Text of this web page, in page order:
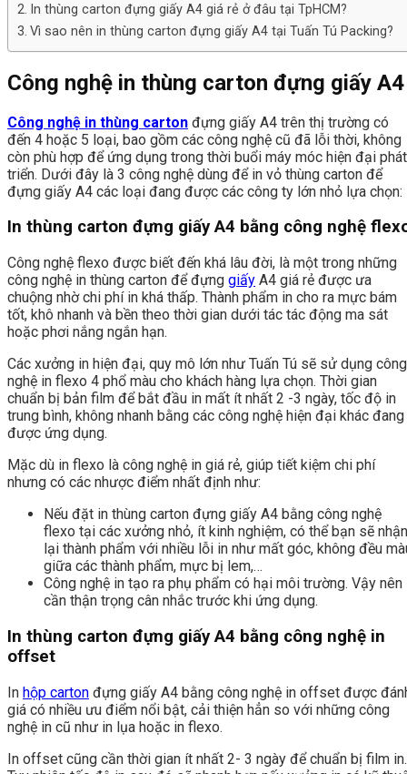
In thùng carton đựng giấy A4 giá rẻ ở đâu tại TpHCM?
Vì sao nên in thùng carton đựng giấy A4 tại Tuấn Tú Packing?
Công nghệ in thùng carton đựng giấy A4
Công nghệ in thùng carton đựng giấy A4 trên thị trường có
đến 4 hoặc 5 loại, bao gồm các công nghệ cũ đã lỗi thời, không
còn phù hợp để ứng dụng trong thời buổi máy móc hiện đại phát
triển. Dưới đây là 3 công nghệ dùng để in vỏ thùng carton để
đựng giấy A4 các loại đang được các công ty lớn nhỏ lựa chọn:
In thùng carton đựng giấy A4 bằng công nghệ
Công nghệ flexo được biết đến khá lâu đời, là một trong những
công nghệ in thùng carton để đựng giấy A4 giá rẻ được ưa
chuộng nhờ chi phí in khá thấp. Thành phẩm in cho ra mực bám
tốt, khô nhanh và bền theo thời gian dưới tác tác động ma sát
hoặc phơi nắng ngắn hạn.
Các xưởng in hiện đại, quy mô lớn như Tuấn Tú sẽ sử dụng công
nghệ in flexo 4 phổ màu cho khách hàng lựa chọn. Thời gian
chuẩn bị bản film để bắt đầu in mất ít nhất 2 -3 ngày, tốc độ in
trung bình, không nhanh bằng các công nghệ hiện đại khác đang
được ứng dụng.
Mặc dù in flexo là công nghệ in giá rẻ, giúp tiết kiệm chi phí
nhưng có các nhược điểm nhất định như:
Nếu đặt in thùng carton đựng giấy A4 bằng công nghệ
flexo tại các xưởng nhỏ, ít kinh nghiệm, có thể bạn sẽ nhận
lại thành phẩm với nhiều lỗi in như mất góc, không đều
giữa các thành phẩm, mực bị lem,…
Công nghệ in tạo ra phụ phẩm có hại môi trường. Vậy nên
cần thận trọng cân nhắc trước khi ứng dụng.
In thùng carton đựng giấy A4 bằng công nghệ in
offset
In hộp carton đựng giấy A4 bằng công nghệ in offset được
giá có nhiều ưu điểm nổi bật, cải thiện hẳn so với những công
nghệ in cũ như in lụa hoặc in flexo.
In offset cũng cần thời gian ít nhất 2- 3 ngày để chuẩn bị film in.